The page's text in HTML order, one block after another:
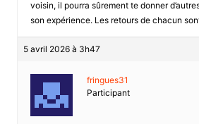
voisin, il pourra sûrement te donner
son expérience. Les retours de chacun
5 avril 2026 à 3h47
fringues31
Participant